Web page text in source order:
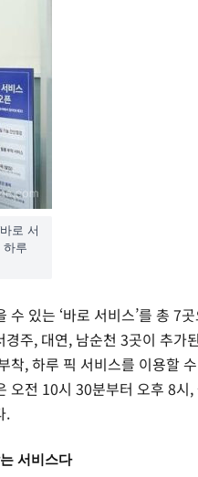
로 서
하루
있는 ‘바로 서비스’를 총 7
주, 대연, 남순천 3곳이 추가
착, 하루 픽 서비스를 이용할
오전 10시 30분부터 오후 8시,
.
서비스다